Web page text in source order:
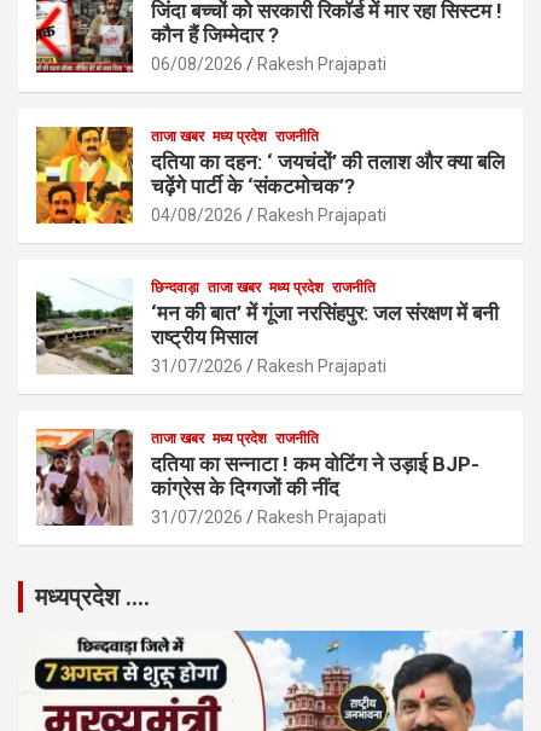
o
o
k
A
p
p
जिंदा बच्चों को सरकारी रिकॉर्ड में मार रहा सिस्टम !
कौन हैं जिम्मेदार ?
06/08/2026 Rakesh Prajapati
ताजा खबर मध्य प्रदेश राजनीति
दतिया का दहन: ‘ जयचंदों’ की तलाश और क्या बलि
चढ़ेंगे पार्टी के ‘संकटमोचक’?
04/08/2026 Rakesh Prajapati
छिन्दवाड़ा ताजा खबर मध्य प्रदेश राजनीति
‘मन की बात’ में गूंजा नरसिंहपुर: जल संरक्षण में बनी
राष्ट्रीय मिसाल
31/07/2026 Rakesh Prajapati
ताजा खबर मध्य प्रदेश राजनीति
दतिया का सन्नाटा ! कम वोटिंग ने उड़ाई BJP-
कांग्रेस के दिग्गजों की नींद
31/07/2026 Rakesh Prajapati
मध्यप्रदेश ….